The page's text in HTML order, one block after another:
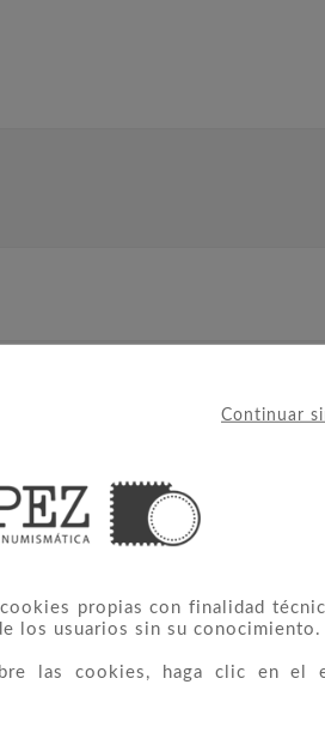
Continuar
propias con finalidad
los usuarios sin su conocimiento.
las cookies, haga clic en el